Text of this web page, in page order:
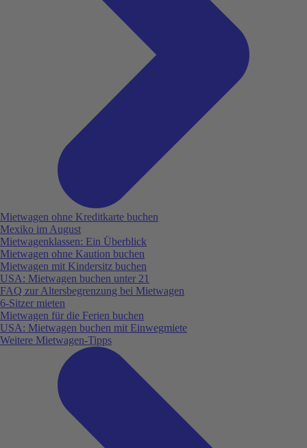
Mietwagen ohne Kreditkarte buchen
Mexiko im August
Mietwagenklassen: Ein Überblick
Mietwagen ohne Kaution buchen
Mietwagen mit Kindersitz buchen
USA: Mietwagen buchen unter 21
FAQ zur Altersbegrenzung bei Mietwagen
6-Sitzer mieten
Mietwagen für die Ferien buchen
USA: Mietwagen buchen mit Einwegmiete
Weitere Mietwagen-Tipps